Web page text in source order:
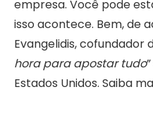
empresa. Você pode
isso acontece. Bem, de
Evangelidis, cofundador
hora para apostar tudo
Estados Unidos. Saiba